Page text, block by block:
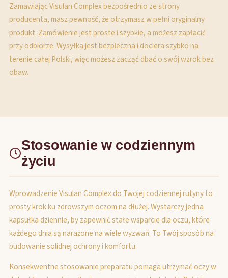
Zamawiając Visulan Complex bezpośrednio ze strony
producenta, masz pewność, że otrzymasz w pełni oryginalny
produkt. Zamówienie jest proste i szybkie, a możesz zapłacić
przy odbiorze. Wysyłka jest bezpieczna i dociera szybko na
terenie całej Polski, więc możesz zacząć dbać o swój wzrok bez
obaw.
Stosowanie w codziennym
życiu
Wprowadzenie Visulan Complex do Twojej codziennej rutyny to
prosty krok ku zdrowszym oczom na dłużej. Wystarczy jedna
kapsułka dziennie, by zapewnić stałe wsparcie dla oczu, które
każdego dnia są narażone na wiele wyzwań. To Twój sposób na
budowanie solidnej ochrony i komfortu.
Konsekwentne stosowanie preparatu pomaga utrzymać oczy w